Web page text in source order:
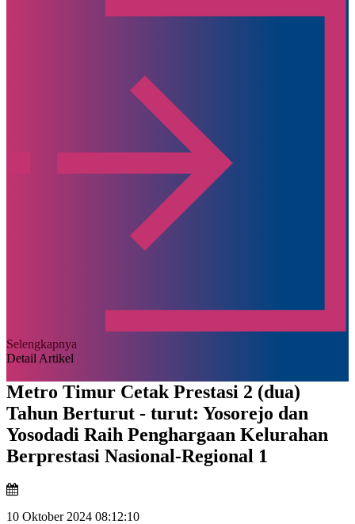
Selengkapnya
Detail Artikel
Metro Timur Cetak Prestasi 2 (dua)
Tahun Berturut - turut: Yosorejo dan
Yosodadi Raih Penghargaan Kelurahan
Berprestasi Nasional-Regional 1
10 Oktober 2024 08:12:10